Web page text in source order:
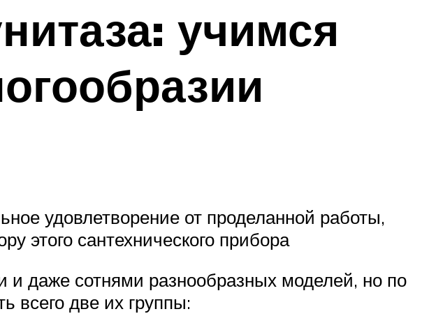
учимся
удовлетворение от проделанной работы,
этого сантехнического прибора
даже сотнями разнообразных моделей, но по
всего две их группы: